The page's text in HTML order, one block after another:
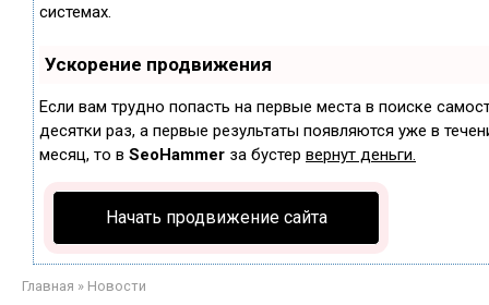
системах.
Ускорение продвижения
Если вам трудно попасть на первые места в поиске
десятки раз, а первые результаты появляются уже в
месяц, то в SeoHammer за бустер вернут деньги.
Начать продвижение сайта
Главная » Новости